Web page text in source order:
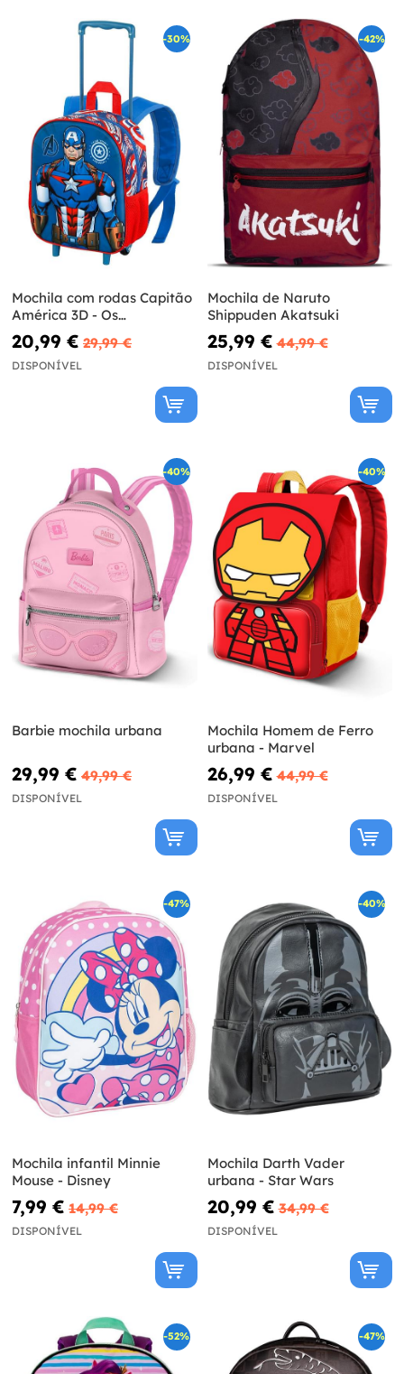
-30%
Mochila com rodas Capitão
América 3D - Os
Vingadores
20,99 € 29,99 €
DISPONÍVEL
-42%
Mochila de Naruto
Shippuden Akatsuki
25,99 € 44,99 €
DISPONÍVEL
-40%
Barbie mochila urbana
29,99 € 49,99 €
DISPONÍVEL
-40%
Mochila Homem de Ferro
urbana - Marvel
26,99 € 44,99 €
DISPONÍVEL
-47%
Mochila infantil Minnie
Mouse - Disney
7,99 € 14,99 €
DISPONÍVEL
-40%
Mochila Darth Vader
urbana - Star Wars
20,99 € 34,99 €
DISPONÍVEL
-52% -47%